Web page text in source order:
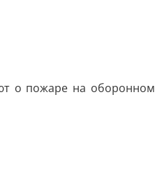
о пожаре на оборонном